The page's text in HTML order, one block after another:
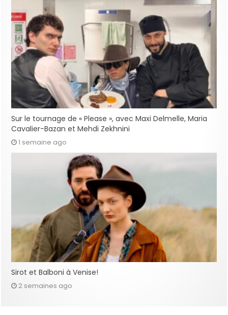
Sur le tournage de « Please », avec Maxi Delmelle, Maria
Cavalier-Bazan et Mehdi Zekhnini
1 semaine ago
Sirot et Balboni à Venise!
2 semaines ago